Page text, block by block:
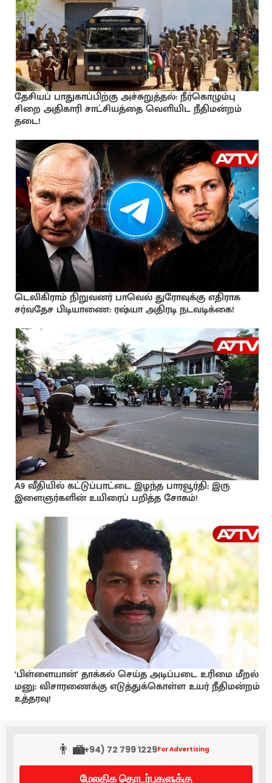
தேசியப் பாதுகாப்பிற்கு அச்சுறுத்தல்: நீர்கொழும்பு
சிறை அதிகாரி சாட்சியத்தை வெளியிட நீதிமன்றம்
தடை!
டெலிகிராம் நிறுவனர் பாவெல் துரோவுக்கு எதிராக
சர்வதேச பிடியாணை: ரஷ்யா அதிரடி நடவடிக்கை!
A9 வீதியில் கட்டுப்பாட்டை இழந்த பாரவூர்தி: இரு
இளைஞர்களின் உயிரைப் பறித்த சோகம்!
‘பிள்ளையான்’ தாக்கல் செய்த அடிப்படை உரிமை மீறல்
மனு: விசாரணைக்கு எடுத்துக்கொள்ள உயர் நீதிமன்றம்
உத்தரவு!
👨‍💼(+94) 72 799 1229For Advertising
மேலதிக தொடர்புகளுக்கு